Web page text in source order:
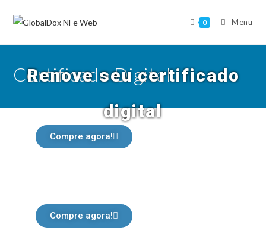
0 Menu
Certificado Digital
Compre agora!
Compre agora!
Renove seu certificado
digital